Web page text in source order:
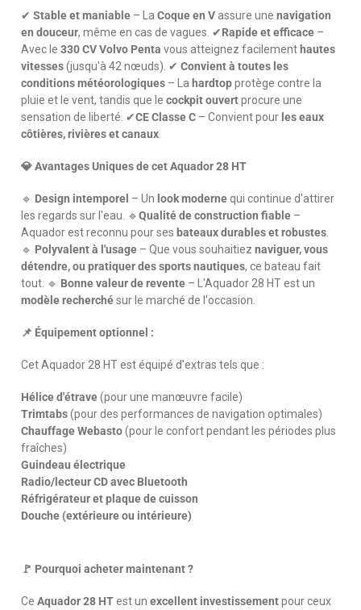
✔Stable et maniable – LaCoque en V assure unenavigation
en douceur, même en cas de vagues. ✔Rapide et efficace –
Avec le330 CV Volvo Penta vous atteignez facilement hautes
vitesses(jusqu'à 42 nœuds). ✔Convient à toutes les
conditions météorologiques – La hardtopprotège contre la
pluie et le vent, tandis que lecockpit ouvertprocure une
sensation de liberté. ✔CE Classe C – Convient pour les eaux
côtières, rivières et canaux.
💎 Avantages Uniques de cet Aquador 28 HT
🔹 Design intemporel – Un look modernequi continue d'attirer
les regards sur l'eau. 🔹Qualité de construction fiable –
Aquador est reconnu pour ses bateaux durables et robustes.
🔹 Polyvalent à l'usage – Que vous souhaitieznaviguer, vous
détendre, ou pratiquer des sports nautiques, ce bateau fait
tout. 🔹 Bonne valeur de revente – L'Aquador 28 HT est un
modèle recherchésur le marché de l'occasion.
📌 Équipement optionnel :
Cet Aquador 28 HT est équipé d'extras tels que :
Hélice d'étrave(pour une manœuvre facile)
Trimtabs(pour des performances de navigation optimales)
Chauffage Webasto(pour le confort pendant les périodes plus
fraîches)
Guindeau électrique
Radio/lecteur CD avec Bluetooth
Réfrigérateur et plaque de cuisson
Douche (extérieure ou intérieure)
🚩 Pourquoi acheter maintenant ?
CeAquador 28 HTest unexcellent investissementpour ceux